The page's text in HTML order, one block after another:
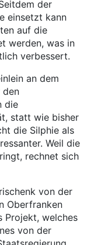
der
einsetzt kann
auf die
werden, was in
verbessert.
an dem
den
die
statt wie bisher
die Silphie als
Weil die
rechnet sich
von der
Oberfranken
Projekt, welches
von der